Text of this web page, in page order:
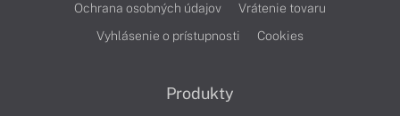
Ochrana osobných údajov
Vrátenie tovaru
Vyhlásenie o prístupnosti
Cookies
Produkty